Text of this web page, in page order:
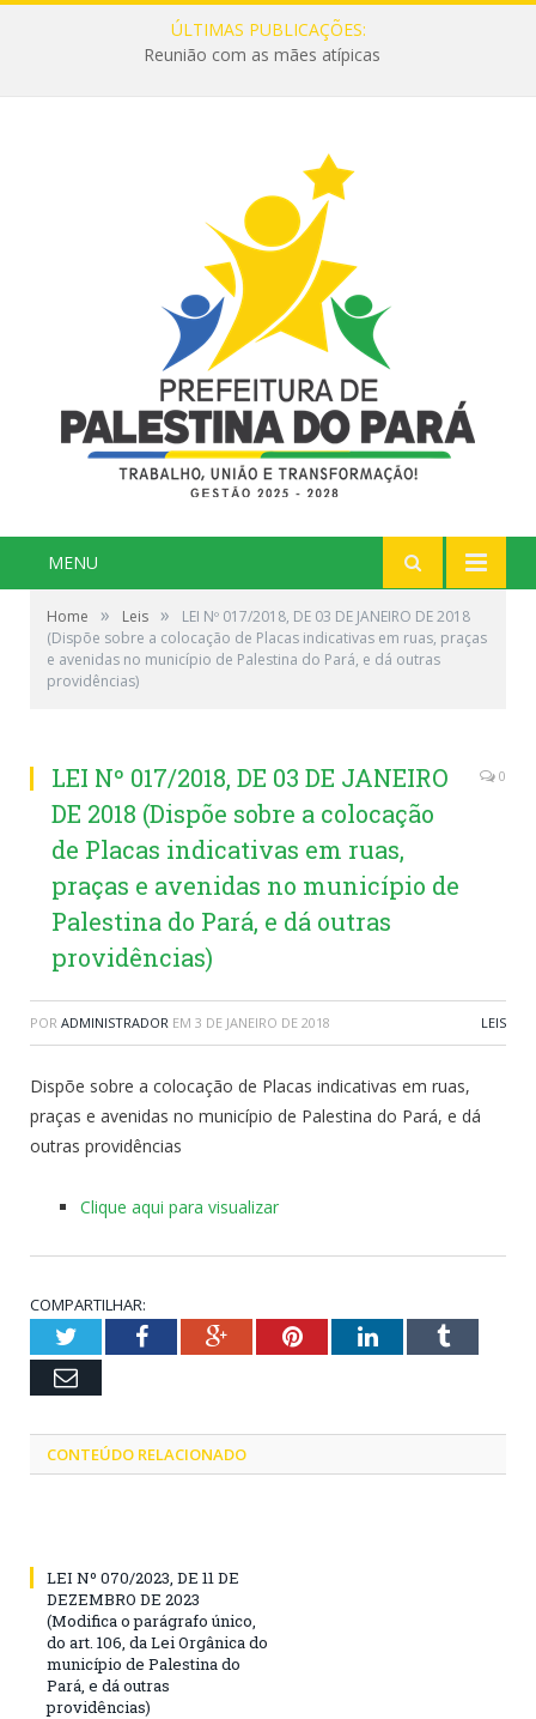
ÚLTIMAS PUBLICAÇÕES:
Reunião com as mães atípicas
MENU
Home » Leis »
LEI Nº 017/2018, DE 03 DE JANEIRO DE 2018
(Dispõe sobre a colocação de Placas indicativas em ruas, praças
e avenidas no município de Palestina do Pará, e dá outras
providências)
LEI Nº 017/2018, DE 03 DE JANEIRO
DE 2018 (Dispõe sobre a colocação
de Placas indicativas em ruas,
praças e avenidas no município de
Palestina do Pará, e dá outras
providências)
0
POR ADMINISTRADOR EM 3 DE JANEIRO DE 2018 LEIS
Dispõe sobre a colocação de Placas indicativas em ruas,
praças e avenidas no município de Palestina do Pará, e dá
outras providências
Clique aqui para visualizar
COMPARTILHAR:
TwitterFacebookGoogle+PinterestLinkedInTumblr
Email
CONTEÚDO RELACIONADO
LEI Nº 070/2023, DE 11 DE
DEZEMBRO DE 2023
(Modifica o parágrafo único,
do art. 106, da Lei Orgânica do
município de Palestina do
Pará, e dá outras
providências)